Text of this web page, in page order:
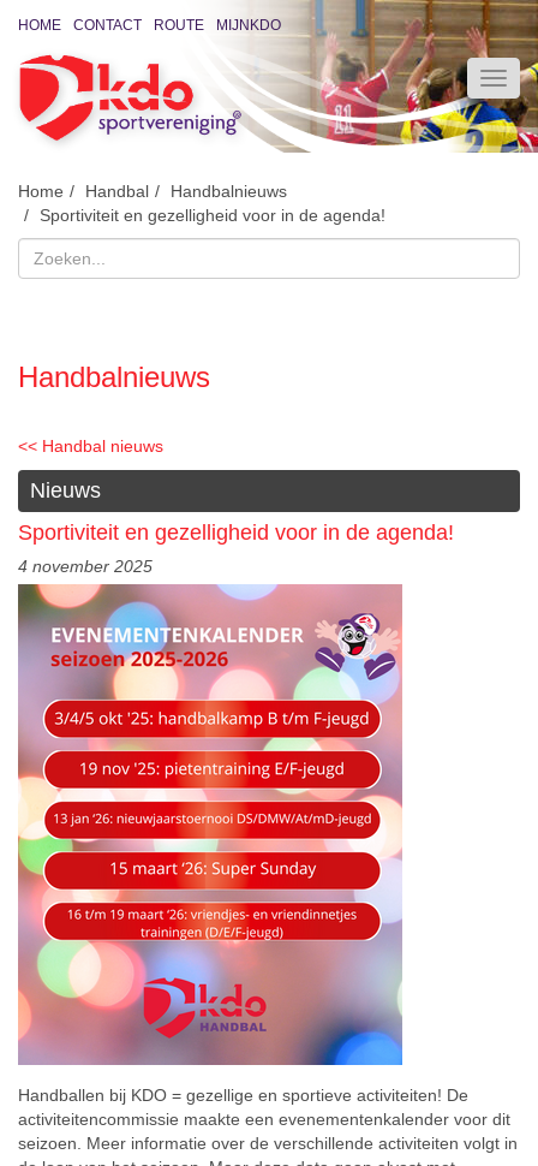
HOME CONTACT ROUTE MIJNKDO
Home Handbal
Handbalnieuws
Sportiviteit en gezelligheid voor in de agenda!
Handbalnieuws
<< Handbal nieuws
Nieuws
Sportiviteit en gezelligheid voor in de agenda!
4 november 2025
Handballen bij KDO = gezellige en sportieve activiteiten! De
activiteitencommissie maakte een evenementenkalender voor dit
seizoen. Meer informatie over de verschillende activiteiten volgt in